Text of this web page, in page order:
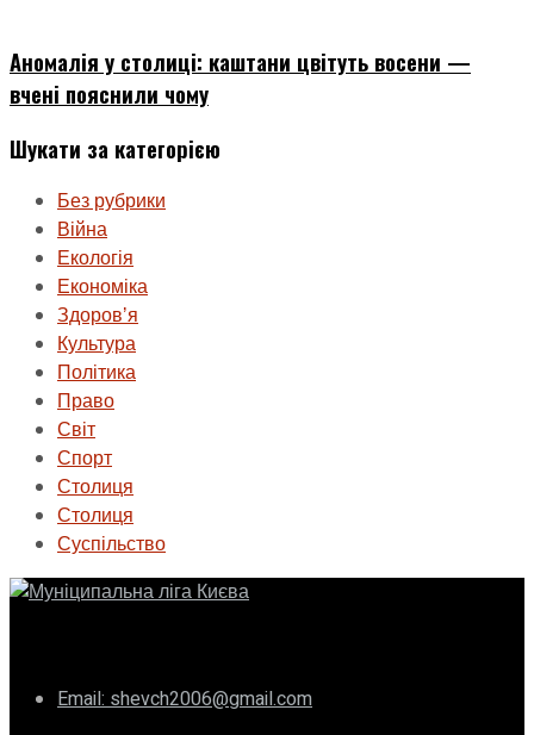
Аномалія у столиці: каштани цвітуть восени —
вчені пояснили чому
Шукати за категорією
Без рубрики
Війна
Екологія
Економіка
Здоровʼя
Культура
Політика
Право
Світ
Спорт
Столиця
Столиця
Суспільство
Email: shevch2006@gmail.com